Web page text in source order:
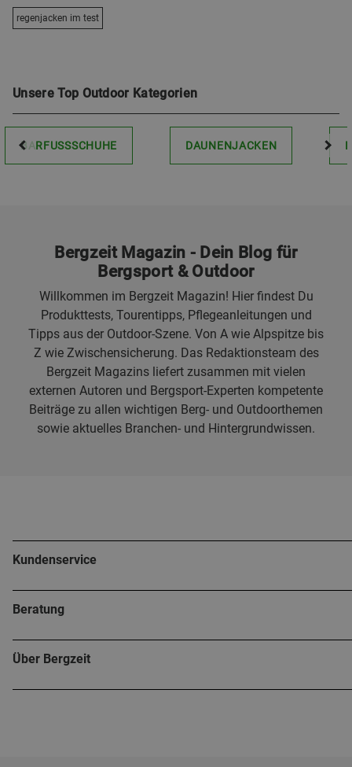
regenjacken im test
Unsere Top Outdoor Kategorien
BARFUSSSCHUHE DAUNENJACKEN
Bergzeit Magazin - Dein Blog für
Bergsport & Outdoor
Willkommen im Bergzeit Magazin! Hier findest Du
Produkttests, Tourentipps, Pflegeanleitungen und
Tipps aus der Outdoor-Szene. Von A wie Alpspitze bis
Z wie Zwischensicherung. Das Redaktionsteam des
Bergzeit Magazins liefert zusammen mit vielen
externen Autoren und Bergsport-Experten kompetente
Beiträge zu allen wichtigen Berg- und Outdoorthemen
sowie aktuelles Branchen- und Hintergrundwissen.
Kundenservice
Beratung
Über Bergzeit